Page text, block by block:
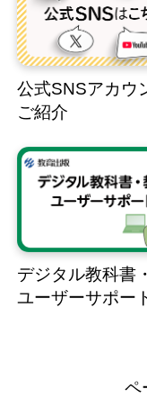
公式SNSアカウ
ご紹介
デジタル教科書
ユーザーサポー
ペ